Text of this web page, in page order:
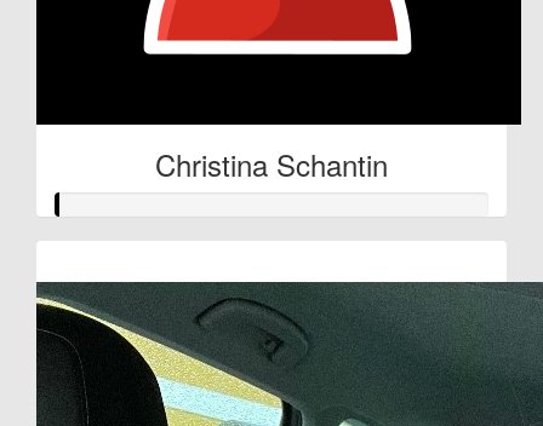
Christina Schantin